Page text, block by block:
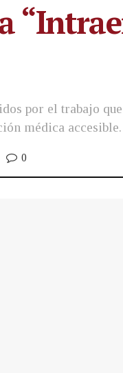
por el trabajo
médica accesible.
0